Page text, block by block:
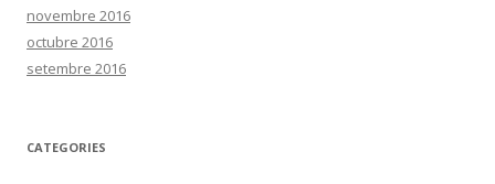
novembre 2016
octubre 2016
setembre 2016
CATEGORIES